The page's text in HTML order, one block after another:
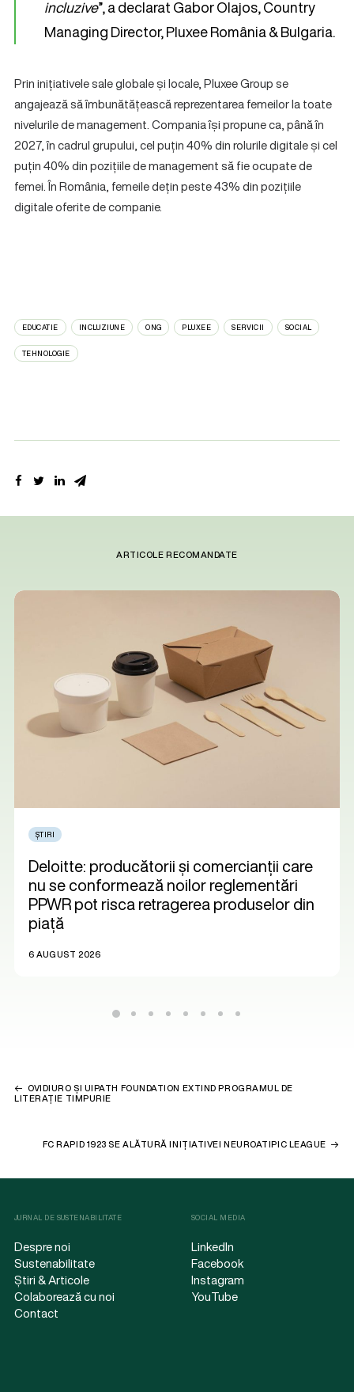
incluzive”, a declarat Gabor Olajos, Country
Managing Director, Pluxee România & Bulgaria.
Prin inițiativele sale globale și locale, Pluxee Group se
angajează să îmbunătățească reprezentarea femeilor la toate
nivelurile de management. Compania își propune ca, până în
2027, în cadrul grupului, cel puțin 40% din rolurile digitale și cel
puțin 40% din pozițiile de management să fie ocupate de
femei. În România, femeile dețin peste 43% din pozițiile
digitale oferite de companie.
EDUCATIE INCLUZIUNE ONG PLUXEE SERVICII SOCIAL
TEHNOLOGIE
ARTICOLE RECOMANDATE
ȘTIRI
Deloitte: producătorii și comercianții care
nu se conformează noilor reglementări
PPWR pot risca retragerea produselor din
piață
6 AUGUST 2026
OVIDIURO ȘI UIPATH FOUNDATION EXTIND PROGRAMUL DE
LITERAȚIE TIMPURIE
FC RAPID 1923 SE ALĂTURĂ INIȚIATIVEI NEUROATIPIC LEAGUE
JURNAL DE SUSTENABILITATE
Despre noi
Sustenabilitate
Știri & Articole
Colaborează cu noi
Contact
SOCIAL MEDIA
LinkedIn
Facebook
Instagram
YouTube